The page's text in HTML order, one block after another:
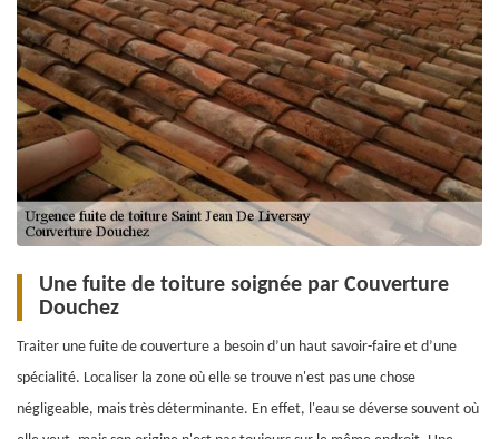
Une fuite de toiture soignée par Couverture
Douchez
Traiter une fuite de couverture a besoin d’un haut savoir-faire et d’une
spécialité. Localiser la zone où elle se trouve n'est pas une chose
négligeable, mais très déterminante. En effet, l'eau se déverse souvent où